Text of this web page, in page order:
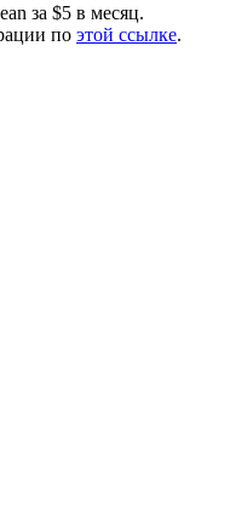
за $5 в месяц.
по этой ссылке.